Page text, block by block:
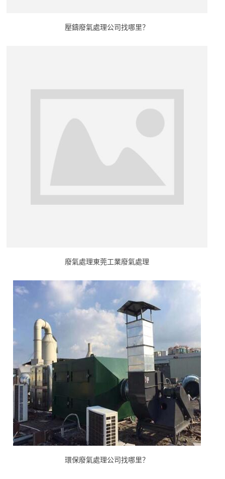
壓鑄廢氣處理公司找哪里？
廢氣處理東莞工業廢氣處理
環保廢氣處理公司找哪里？